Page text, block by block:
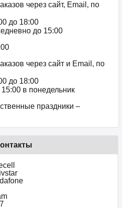
через сайт, Email, по
до 18:00
до 15:00
через сайт и Email, по
до 18:00
в понедельник
праздники –